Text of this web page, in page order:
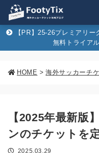
【PR】25-26プレミアリ
無料トライア
HOME > 海外サッカーチ
【2025年最新版
ンのチケットを
2025.03.29